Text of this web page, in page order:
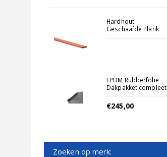
Hardhout
Geschaafde Plank
EPDM Rubberfolie
Dakpakket compleet
€245,00
Zoeken op merk: